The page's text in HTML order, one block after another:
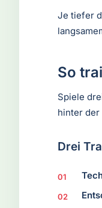
Je tiefer
So
Spiele
hinter
Drei